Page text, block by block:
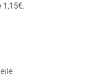
1,15€.